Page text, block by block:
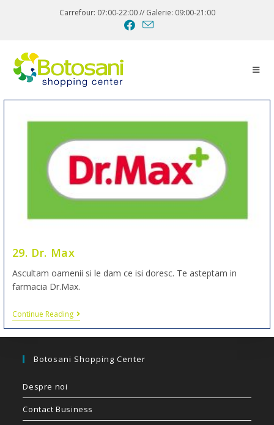
Carrefour: 07:00-22:00 // Galerie: 09:00-21:00
29. Dr. Max
Ascultam oamenii si le dam ce isi doresc. Te asteptam in
farmacia Dr.Max.
Continue Reading
Botosani Shopping Center
Despre noi
Contact Business